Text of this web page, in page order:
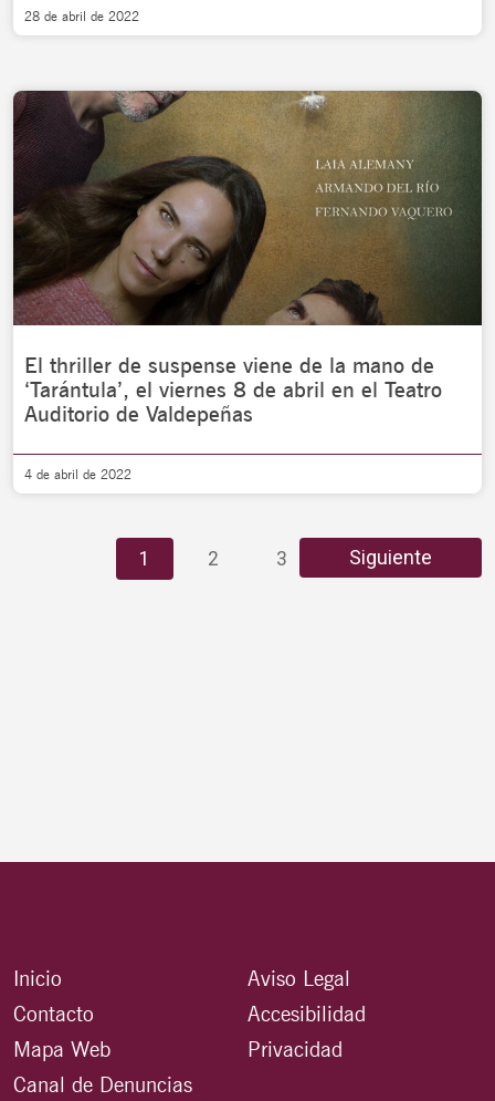
28 de abril de 2022
El thriller de suspense viene de la mano de
‘Tarántula’, el viernes 8 de abril en el Teatro
Auditorio de Valdepeñas
4 de abril de 2022
1 2 3 4
Siguiente
Inicio
Contacto
Mapa Web
Canal de Denuncias
Aviso Legal
Accesibilidad
Privacidad